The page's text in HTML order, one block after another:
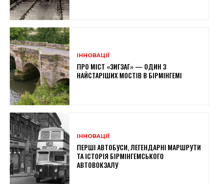
ІННОВАЦІЇ
ПРО МІСТ «ЗИГЗАГ» — ОДИН З
НАЙСТАРІШИХ МОСТІВ В БІРМІНГЕМІ
ІННОВАЦІЇ
ПЕРШІ АВТОБУСИ, ЛЕГЕНДАРНІ МАРШРУТИ
ТА ІСТОРІЯ БІРМІНГЕМСЬКОГО
АВТОВОКЗАЛУ